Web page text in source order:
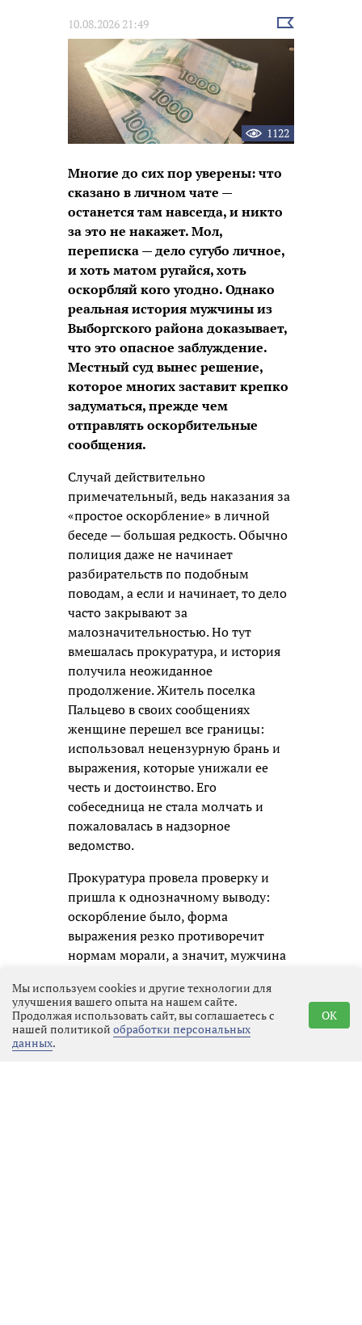
10.08.2026 21:49
Выбрать
новость
1122
Многие до сих пор уверены: что
сказано в личном чате —
останется там навсегда, и никто
за это не накажет. Мол,
переписка — дело сугубо личное,
и хоть матом ругайся, хоть
оскорбляй кого угодно. Однако
реальная история мужчины из
Выборгского района доказывает,
что это опасное заблуждение.
Местный суд вынес решение,
которое многих заставит крепко
задуматься, прежде чем
отправлять оскорбительные
сообщения.
Случай действительно
примечательный, ведь наказания за
«простое оскорбление» в личной
беседе — большая редкость. Обычно
полиция даже не начинает
разбирательств по подобным
поводам, а если и начинает, то дело
часто закрывают за
малозначительностью. Но тут
вмешалась прокуратура, и история
получила неожиданное
продолжение. Житель поселка
Пальцево в своих сообщениях
женщине перешел все границы:
использовал нецензурную брань и
выражения, которые унижали ее
честь и достоинство. Его
собеседница не стала молчать и
пожаловалась в надзорное
ведомство.
Прокуратура провела проверку и
пришла к однозначному выводу:
оскорбление было, форма
выражения резко противоречит
нормам морали, а значит, мужчина
административное дело, а мировой
судья Выборгского района признал
его виновным. Наказание оказалось
Мы используем cookies и другие технологии для
улучшения вашего опыта на нашем сайте.
Продолжая использовать сайт, вы соглашаетесь с
нашей политикой обработки персональных
данных.
OK